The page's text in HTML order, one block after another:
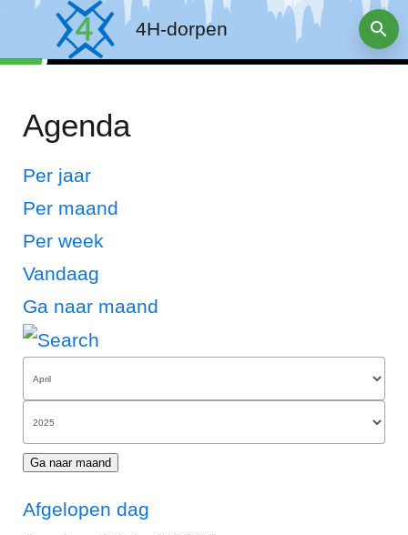
4H-dorpen
Agenda
Per jaar
Per maand
Per week
Vandaag
Ga naar maand
Ga naar maand
Afgelopen dag